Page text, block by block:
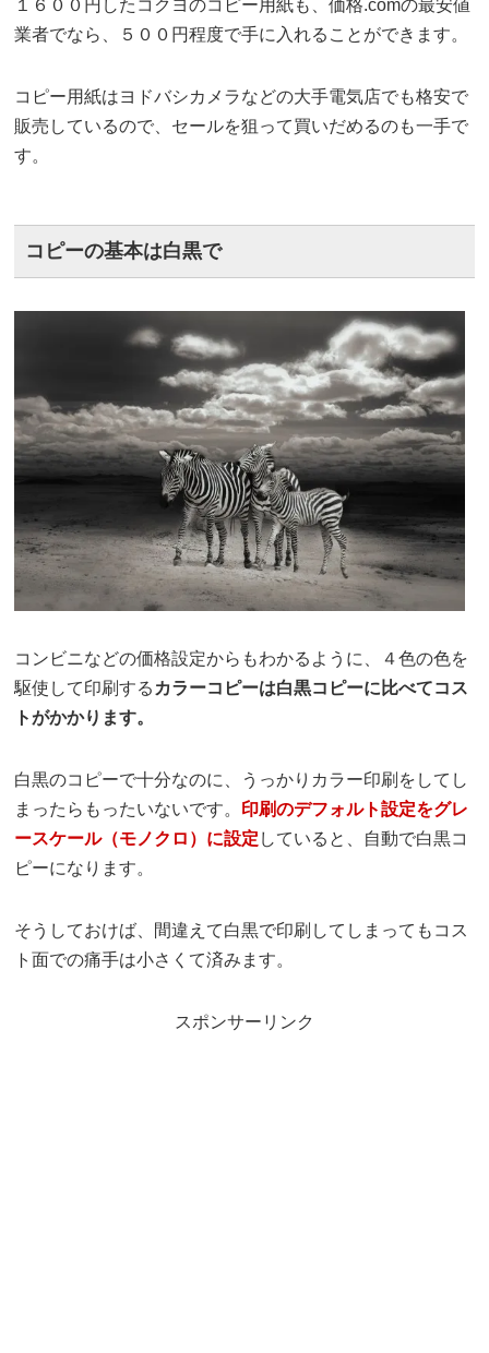
１６００円したコクヨのコピー用紙も、価格.comの最安値
業者でなら、５００円程度で手に入れることができます。
コピー用紙はヨドバシカメラなどの大手電気店でも格安で
販売しているので、セールを狙って買いだめるのも一手で
す。
コピーの基本は白黒で
コンビニなどの価格設定からもわかるように、４色の色を
駆使して印刷する カラーコピーは白黒コピーに比べてコス
トがかかります。
白黒のコピーで十分なのに、うっかりカラー印刷をしてし
まったらもったいないです。 印刷のデフォルト設定をグレ
ースケール（モノクロ）に設定 していると、自動で白黒コ
ピーになります。
そうしておけば、間違えて白黒で印刷してしまってもコス
ト面での痛手は小さくて済みます。
スポンサーリンク